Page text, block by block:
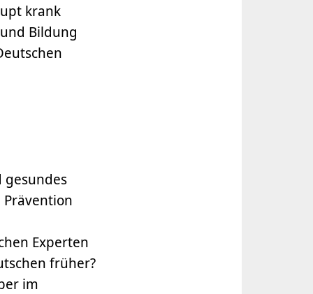
krank
Bildung
gesundes
Prävention
Experten
früher?
im